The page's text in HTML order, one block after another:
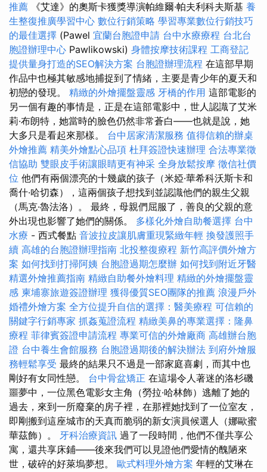
推薦
《艾達》的奧斯卡獲獎導演帕維爾·帕夫利科夫斯基 養
生整復推廣學習中心 數位行銷策略 學習專業數位行銷技巧
的最佳選擇 (Pawel 宜蘭台胞證申請 台中水療療程 台北台
胞證辦理中心 Pawlikowski) 身體按摩技術課程 工商登記
提供量身打造的SEO解決方案 台胞證辦理流程 在這部早期
作品中也極其敏感地捕捉到了情緒，主要是青少年的夏天和
初戀的發現。 精緻的外燴擺盤靈感 牙橋的作用 這部電影的
另一個有趣的事情是，正是在這部電影中，世人認識了艾米
莉·布朗特，她當時的臉色仍然非常蒼白——也就是說，她
大多只是看起來那樣。 台中居家清潔服務 值得信賴的辦桌
外燴推薦 精美外燴點心品項 杜拜簽證快速辦理 合法專業徵
信協助 雙眼皮手術讓眼睛更有神采 全身放鬆按摩 徵信社價
位 他們有兩個漂亮的十幾歲的孩子（米婭·華希科沃斯卡和
喬什·哈切森），這兩個孩子想找到並認識他們的親生父親
（馬克·魯法洛）。 最終，母親們屈服了，善良的父親的意
外出現也影響了她們的關係。 多樣化外燴自助餐選擇 台中
水療 - 西式餐點 音波拉皮讓肌膚重現緊緻年輕 換發護照手
續 高雄的台胞證辦理指南 北投整復療程 新竹高評價外燴方
案 如何找到打掃阿姨 台胞證過期怎麼辦 如何找到附近牙醫
精選外燴推薦指南 精緻自助餐外燴料理 精緻的外燴擺盤靈
感 柬埔寨旅遊簽證辦理 獲得優質SEO團隊的推薦 浪漫戶外
婚禮外燴方案 全方位提升自信的選擇：醫美療程 可信賴的
關鍵字行銷專家 抓姦蒐證流程 精緻美鼻的專業選擇：隆鼻
療程 菲律賓簽證申請流程 專業可信的外燴廠商 高雄辦台胞
證 台中養生會館服務 台胞證過期後的解決辦法 到府外燴服
務輕鬆享受 最終的結果只不過是一部家庭喜劇，而其中也
剛好有女同性戀。 台中骨盆矯正 在這場令人著迷的洛杉磯
噩夢中，一位黑色電影女主角（勞拉·哈林飾）逃離了她的
過去，來到一所廢棄的房子裡，在那裡她找到了一位室友，
即剛搬到這座城市的天真而脆弱的新女演員候選人（娜歐蜜
華茲飾）。 牙科治療資訊 過了一段時間，他們不僅共享公
寓，還共享床鋪——後來我們可以見證他們愛情的醜陋來
世，破碎的好萊塢夢想。 歐式料理外燴方案 年輕的艾琳在